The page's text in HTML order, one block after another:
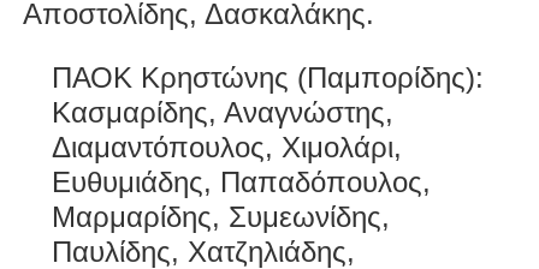
Αποστολίδης, Δασκαλάκης.
ΠΑΟΚ Κρηστώνης (Παμπορίδης):
Κασμαρίδης, Αναγνώστης,
Διαμαντόπουλος, Χιμολάρι,
Ευθυμιάδης, Παπαδόπουλος,
Μαρμαρίδης, Συμεωνίδης,
Παυλίδης, Χατζηλιάδης,